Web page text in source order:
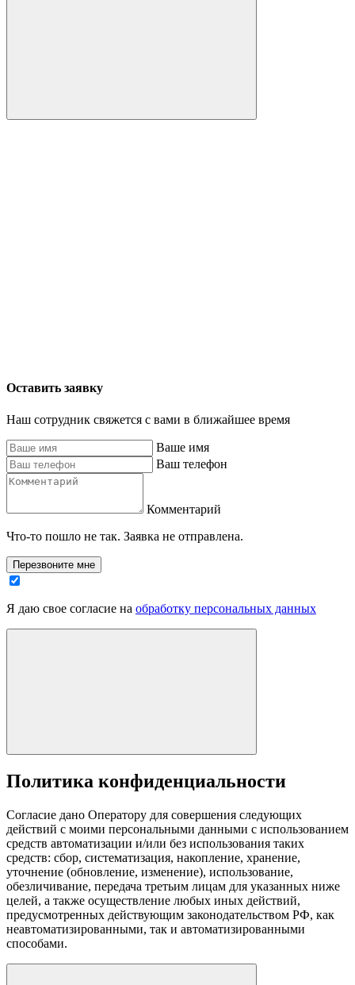
Оставить заявку
Наш сотрудник свяжется с вами в ближайшее время
Ваше имя
Ваш телефон
Комментарий
Что-то пошло не так. Заявка не отправлена.
Перезвоните мне
Я даю свое согласие на обработку персональных данных
Политика конфиденциальности
Согласие дано Оператору для совершения следующих
действий с моими персональными данными с использованием
средств автоматизации и/или без использования таких
средств: сбор, систематизация, накопление, хранение,
уточнение (обновление, изменение), использование,
обезличивание, передача третьим лицам для указанных ниже
целей, а также осуществление любых иных действий,
предусмотренных действующим законодательством РФ, как
неавтоматизированными, так и автоматизированными
способами.